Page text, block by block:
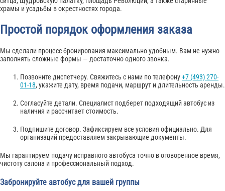
храмы и усадьбы в окрестностях города.
Простой порядок оформления заказа
Мы сделали процесс бронирования максимально удобным. Вам не нужно
заполнять сложные формы — достаточно одного звонка.
Позвоните диспетчеру. Свяжитесь с нами по телефону+7 (493) 270-
01-18, укажите дату, время подачи, маршрут и длительность аренды.
Согласуйте детали. Специалист подберет подходящий автобус из
наличия и рассчитает стоимость.
Подпишите договор. Зафиксируем все условия официально. Для
организаций предоставляем закрывающие документы.
Мы гарантируем подачу исправного автобуса точно в оговоренное время,
чистоту салона и профессиональный подход.
Забронируйте автобус для вашей группы